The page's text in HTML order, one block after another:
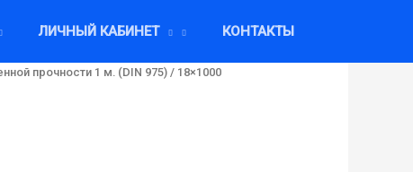
ЛИЧНЫЙ КАБИНЕТ КОНТАКТЫ
прочности 1 м. (DIN 975)/ 18×1000